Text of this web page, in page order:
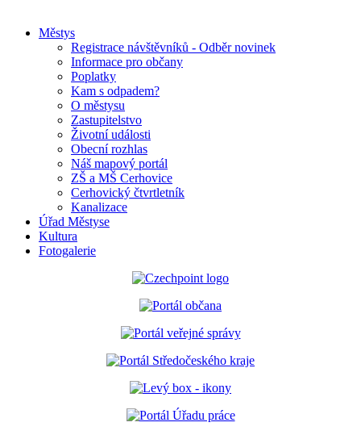
Městys
Registrace návštěvníků - Odběr novinek
Informace pro občany
Poplatky
Kam s odpadem?
O městysu
Zastupitelstvo
Životní události
Obecní rozhlas
Náš mapový portál
ZŠ a MŠ Cerhovice
Cerhovický čtvrtletník
Kanalizace
Úřad Městyse
Kultura
Fotogalerie